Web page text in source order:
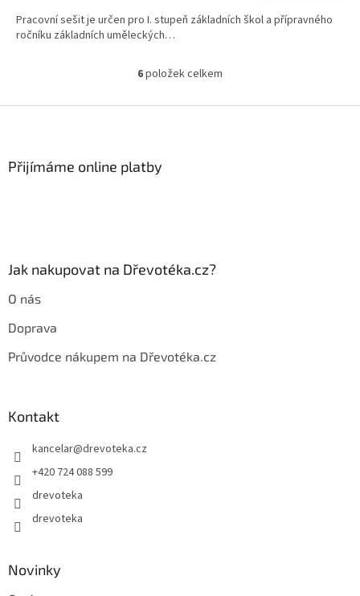
Pracovní sešit je určen pro I. stupeň základních škol a přípravného
ročníku základních uměleckých…
O
l
y
v
u
6položek celkem
Přijímáme online platby
Jak nakupovat na Dřevotéka.cz?
O nás
Doprava
Průvodce nákupem na Dřevotéka.cz
Kontakt
kancelar@drevoteka.cz
+420 724 088 599
drevoteka
drevoteka
Novinky